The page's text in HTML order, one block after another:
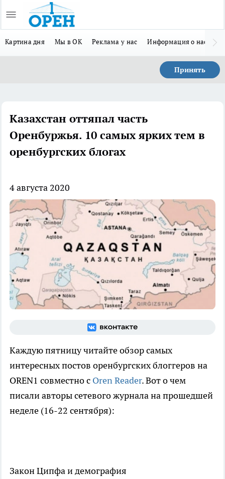
Картина дня Мы в ОК Реклама у нас Информация о нас
Принять
Казахстан оттяпал часть
Оренбуржья. 10 самых ярких тем в
оренбургских блогах
4 августа 2020
Каждую пятницу читайте обзор самых
интересных постов оренбургских блоггеров на
OREN1 совместно с Oren Reader. Вот о чем
писали авторы сетевого журнала на прошедшей
неделе (16-22 сентября):
Закон Ципфа и демография